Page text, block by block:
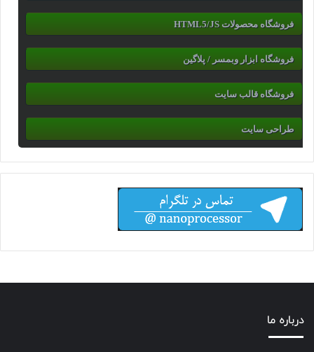
فروشگاه محصولات HTML5/JS
فروشگاه ابزار وبمسر / پلاگین
فروشگاه قالب سایت
طراحی سایت
درباره ما